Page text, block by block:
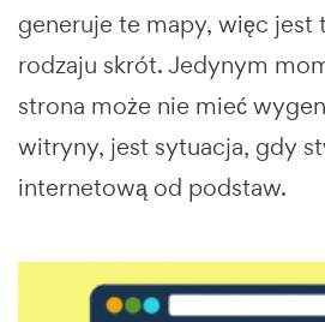
generuje te mapy, więc jest
rodzaju skrót. Jedynym
strona może nie mieć
witryny, jest sytuacja, gdy
internetową od podstaw.